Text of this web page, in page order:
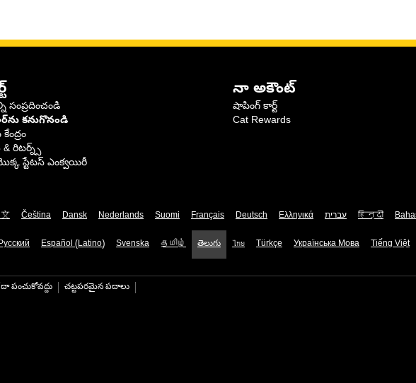
సంప్రదించండి
కనుగొనండి
రిటర్న్స్
స్టేటస్ ఎంక్వయిరీ
నా అకౌంట్
షాపింగ్ కార్ట్
Cat Rewards
Čeština Dansk Nederlands Suomi Français Deutsch Ελληνικά עברית हिन्दी
Español (Latino) Svenska தமிழ் తెలుగు ไทย Türkçe Українська Мова Tiếng Việt
పంచుకోవద్దు చట్టపరమైన పదాలు